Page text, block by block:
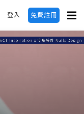
登入 免費註冊